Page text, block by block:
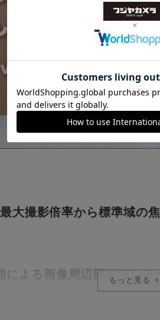
大撮影倍率から標準域の
による画像周辺部までシャ
もっと見る